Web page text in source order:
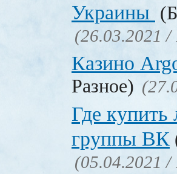
Украины
(26.03.2021 /
Казино
Разное)
Где купить
группы ВК
(05.04.2021 /